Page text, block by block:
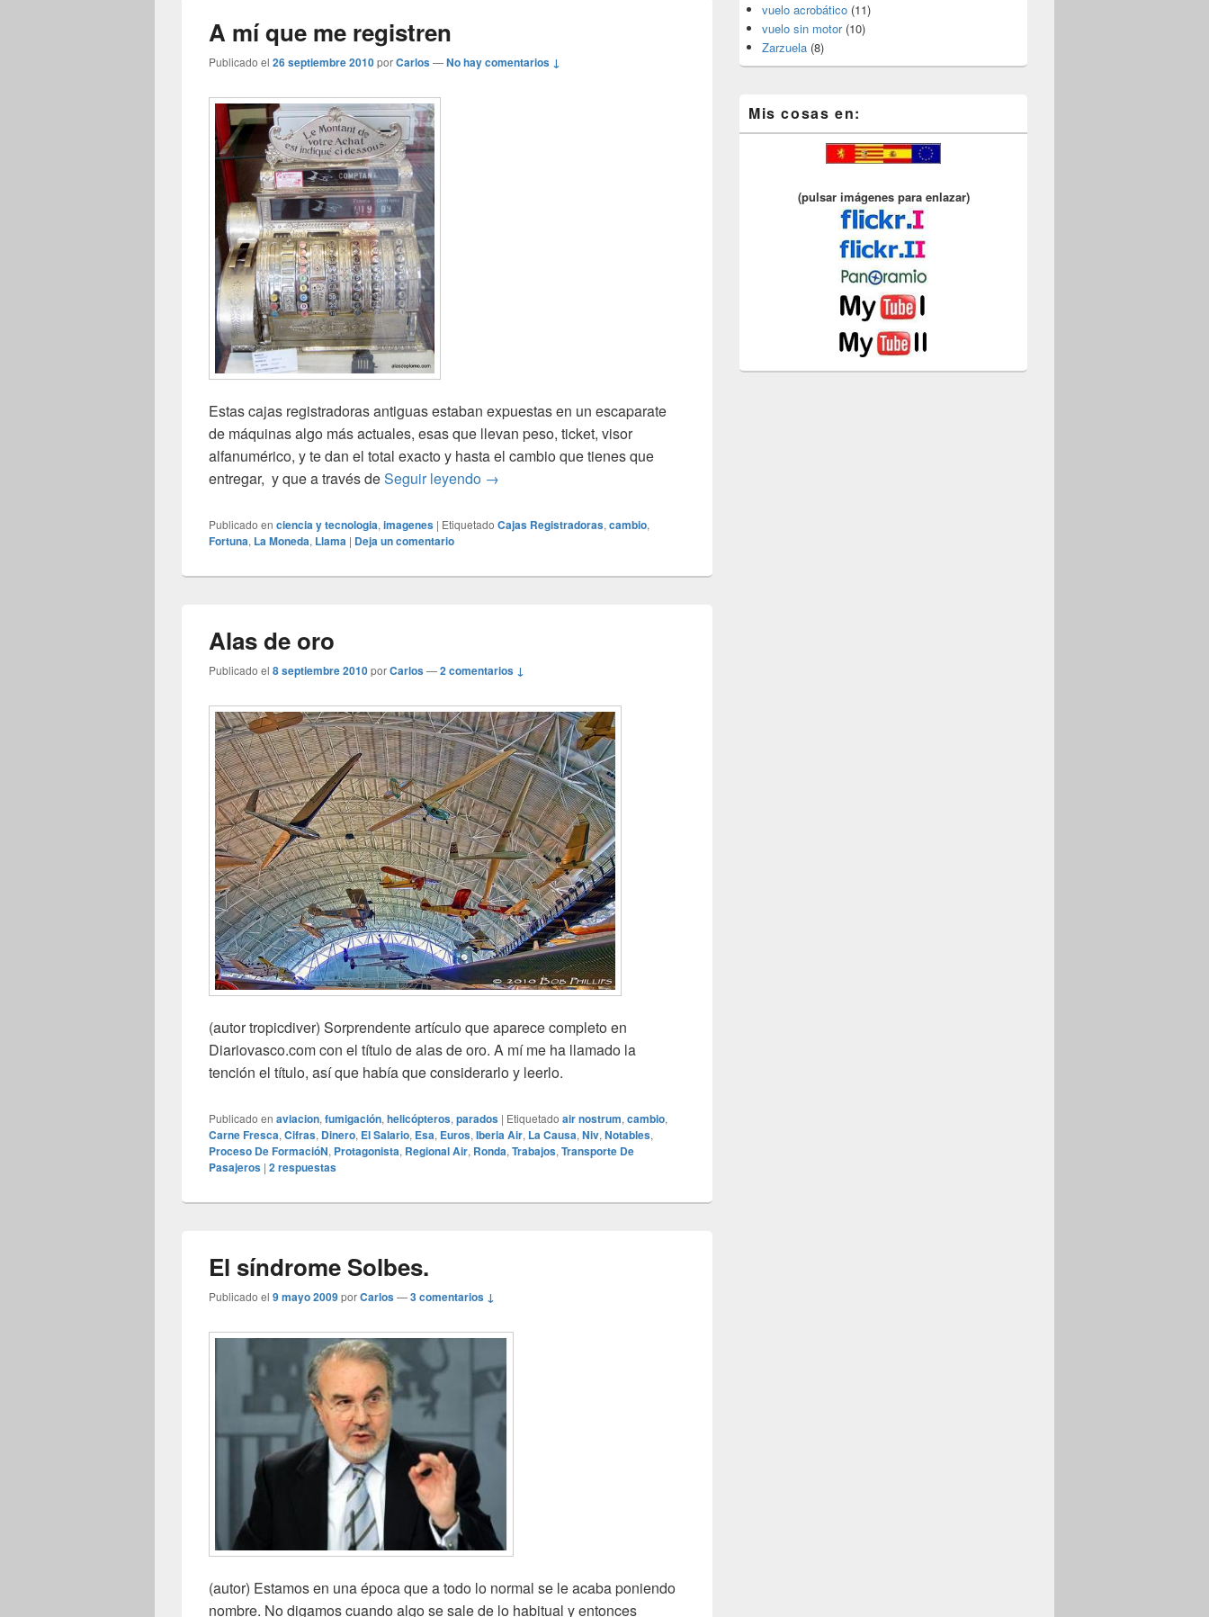
A mí que me registren
Publicado el 26 septiembre 2010porCarlos—No hay comentarios ↓
Estas cajas registradoras antiguas estaban expuestas en un escaparate
de máquinas algo más actuales, esas que llevan peso, ticket, visor
alfanumérico, y te dan el total exacto y hasta el cambio que tienes que
entregar, y que a través deSeguir leyendo A mí que me registren
→
Publicado en ciencia y tecnologia,imagenes | Etiquetado Cajas Registradoras,cambio,
Fortuna, La Moneda, Llama | Deja un comentario
Alas de oro
Publicado el 8 septiembre 2010porCarlos—2 comentarios ↓
(autor tropicdiver) Sorprendente artículo que aparece completo en
Diariovasco.com con el título de alas de oro. A mí me ha llamado la
tención el título, así que había que considerarlo y leerlo.
Publicado en aviacion, fumigación, helicópteros, parados | Etiquetado air nostrum, cambio,
Carne Fresca, Cifras, Dinero, El Salario, Esa, Euros, Iberia Air, La Causa, Niv, Notables,
Proceso De FormacióN, Protagonista, Regional Air, Ronda, Trabajos, Transporte De
Pasajeros | 2respuestas
El síndrome Solbes.
Publicado el 9 mayo 2009porCarlos—3 comentarios ↓
(autor) Estamos en una época que a todo lo normal se le acaba poniendo
nombre. No digamos cuando algo se sale de lo habitual y entonces
vuelo acrobático (11)
vuelo sin motor(10)
Zarzuela (8)
Mis cosas en:
(pulsar imágenes para enlazar)